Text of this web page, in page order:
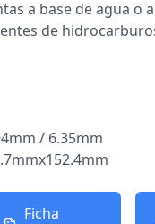
a base de agua o
de
/ 6.35mm
Ficha